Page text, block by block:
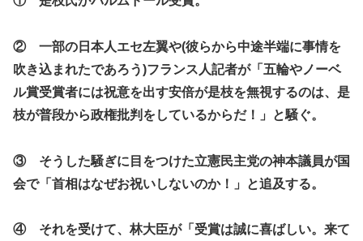
② 一部の日本人エセ左翼や(彼らから中途半端に事情を
吹き込まれたであろう)フランス人記者が「五輪やノーベ
ル賞受賞者には祝意を出す安倍が是枝を無視するのは、是
枝が普段から政権批判をしているからだ！」と騒ぐ。
③ そうした騒ぎに目をつけた立憲民主党の神本議員が国
会で「首相はなぜお祝いしないのか！」と追及する。
④ それを受けて、林大臣が「受賞は誠に喜ばしい。来て